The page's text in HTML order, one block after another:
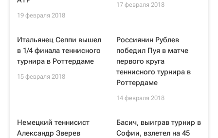
19 февраля 2018
17 февраля 2018
Итальянец Сеппи вышел
в 1/4 финала теннисного
турнира в Роттердаме
15 февраля 2018
Россиянин Рублев
победил Пуя в матче
первого круга
теннисного турнира в
Роттердаме
14 февраля 2018
Немецкий теннисист
Александр Зверев
Басич, выиграв турнир в
Софии, взлетел на 45